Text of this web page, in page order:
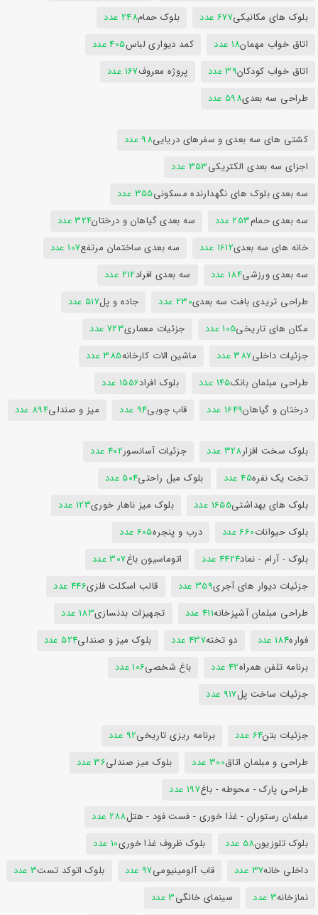
بلوک های مکانیکی677 عدد بلوک حمام248 عدد
اتاق خواب مهمان18 عدد کمد دیواری لباس405 عدد
اتاق خواب کودکان39 عدد پروژه معروف167 عدد
طراحی سه بعدی598 عدد
کشتی های سه بعدی و سفرهای دریایی98 عدد
اجزای سه بعدی الکتریکی353 عدد
سه بعدی بلوک های نگهدارنده مسکونی355 عدد
سه بعدی حمام253 عدد سه بعدی گیاهان و درختان324 عدد
خانه های سه بعدی1612 عدد سه بعدی ساختمان مرتفع107 عدد
سه بعدی ورزشی184 عدد سه بعدی افراد212 عدد
طراحی تریدی بافت سه بعدی230 عدد جاده و پل517 عدد
مکان های تاریخی105 عدد جزئیات معماری723 عدد
جزئیات داخلی387 عدد ماشین الات کارخانه385 عدد
طراحی مبلمان بانک145 عدد بلوک افراد1556 عدد
درختان و گیاهان1649 عدد قاب چوبی94 عدد میز و صندلی894 عدد
بلوک سخت افزار328 عدد جزئیات آسانسور402 عدد
تخت یک نفره45 عدد بلوک مبل راحتی504 عدد
بلوک های بهداشتی1655 عدد بلوک میز ناهار خوری123 عدد
بلوک حیوانات660 عدد درب و پنجره605 عدد
بلوک - آرام - نماد4424 عدد اتوماسیون باغ307 عدد
جزئیات دیوار های آجری359 عدد قالب اسکلت فلزی446 عدد
طراحی مبلمان آشپزخانه411 عدد تجهیزات بدنسازی183 عدد
فواره184 عدد دو تخته437 عدد بلوک میز و صندلی524 عدد
برنامه تلفن همراه42 عدد باغ شخصی106 عدد
جزئیات ساخت پل917 عدد
جزئیات بتن64 عدد برنامه ریزی تاریخی92 عدد
طراحی و مبلمان اتاق300 عدد بلوک میز صندلی36 عدد
طراحی پارک - محوطه - باغ197 عدد
مبلمان رستوران - غذا خوری - فست فود - هتل288 عدد
بلوک تلوزیون58 عدد بلوک ظروف غذا خوری10 عدد
داخلی خانه37 عدد قاب آلومینیومی97 عدد بلوک اتوکد تست3 عدد
نمازخانه3 عدد سینمای خانگی3 عدد